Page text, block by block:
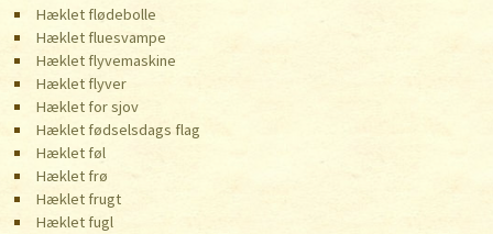
Hæklet flødebolle
Hæklet fluesvampe
Hæklet flyvemaskine
Hæklet flyver
Hæklet for sjov
Hæklet fødselsdags flag
Hæklet føl
Hæklet frø
Hæklet frugt
Hæklet fugl